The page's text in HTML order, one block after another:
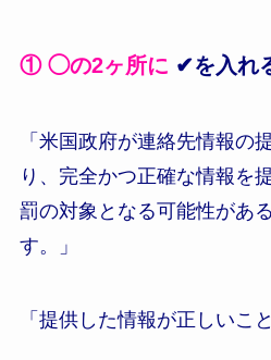
① ◯の2ヶ所に ✔を入れ
「米国政府が連絡先情報の
り、完全かつ正確な情報を
罰の対象となる可能性があ
す。」
「提供した情報が正しいこ